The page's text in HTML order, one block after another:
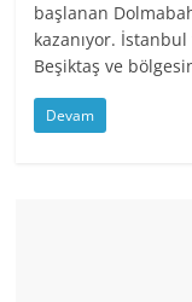
başlanan
kazanıyor.
Beşiktaş ve
Devam